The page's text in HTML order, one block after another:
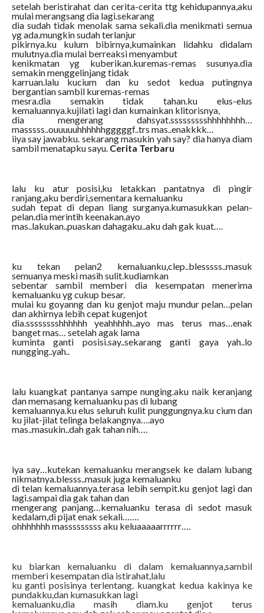
setelah beristirahat dan cerita-cerita ttg kehidupannya,aku
mulai merangsang dia lagi.sekarang
dia sudah tidak menolak sama sekali.dia menikmati semua
yg ada.mungkin sudah terlanjur
pikirnya.ku kulum bibirnya,kumainkan lidahku didalam
mulutnya.dia mulai berreaksi menyambut
kenikmatan yg kuberikan.kuremas-remas susunya.dia
semakin menggelinjang tidak
karruan.lalu kucium dan ku sedot kedua putingnya
bergantian sambil kuremas-remas
mesra.dia semakin tidak tahan.ku elus-elus
kemaluannya.kujilati lagi dan kumainkan klitorisnya,
dia mengerang dahsyat.ssssssssshhhhhhhh…
masssss..ouuuuuhhhhhhgggggf..trs mas..enakkkk…
iiya say jawabku. sekarang masukin yah say? dia hanya diam
sambil menatapku sayu. Cerita Terbaru
lalu ku atur posisi,ku letakkan pantatnya di pingir
ranjang,aku berdiri,sementara kemaluanku
sudah tepat di depan liang surganya.kumasukkan pelan-
pelan.dia merintih keenakan.ayo
mas..lakukan..puaskan dahagaku..aku dah gak kuat….
ku tekan pelan2 kemaluanku,clep..blesssss..masuk
semuanya meski masih sulit.kudiamkan
sebentar sambil memberi dia kesempatan menerima
kemaluanku yg cukup besar.
mulai ku goyanng dan ku genjot maju mundur pelan…pelan
dan akhirnya lebih cepat kugenjot
dia.sssssssshhhhhh yeahhhhh..ayo mas terus mas…enak
banget mas… setelah agak lama
kuminta ganti posisi.say..sekarang ganti gaya yah..lo
nungging..yah..
lalu kuangkat pantanya sampe nunging.aku naik keranjang
dan memasang kemaluanku pas di lubang
kemaluannya.ku elus seluruh kulit punggungnya.ku cium dan
ku jilat-jilat telinga belakangnya….ayo
mas..masukin..dah gak tahan nih….
iya say…kutekan kemaluanku merangsek ke dalam lubang
nikmatnya.blesss..masuk juga kemaluanku
di telan kemaluannya.terasa lebih sempit.ku genjot lagi dan
lagi.sampai dia gak tahan dan
mengerang panjang…kemaluanku terasa di sedot masuk
kedalam,di pijat enak sekali…….
ohhhhhhh masssssssss aku keluaaaaarrrrrr….
ku biarkan kemaluanku di dalam kemaluannya,sambil
memberi kesempatan dia istirahat,lalu
ku ganti posisinya terlentang. kuangkat kedua kakinya ke
pundakku,dan kumasukkan lagi
kemaluanku,dia masih diam.ku genjot terus